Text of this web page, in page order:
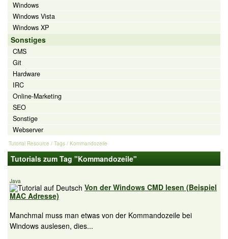
Windows
Windows Vista
Windows XP
Sonstiges
CMS
Git
Hardware
IRC
Online-Marketing
SEO
Sonstige
Webserver
Tutorial Resource / Tags / Kommandozeile
Tutorials zum Tag "Kommandozeile"
Java
Von der Windows CMD lesen (Beispiel
MAC Adresse)
Manchmal muss man etwas von der Kommandozeile bei
Windows auslesen, dies...